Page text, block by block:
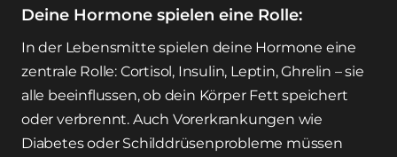
Deine Hormone spielen eine Rolle:
In der Lebensmitte spielen deine Hormone eine
zentrale Rolle: Cortisol, Insulin, Leptin, Ghrelin – sie
alle beeinflussen, ob dein Körper Fett speichert
oder verbrennt. Auch Vorerkrankungen wie
Diabetes oder Schilddrüsenprobleme müssen